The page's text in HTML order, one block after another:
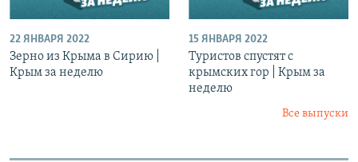
22 ЯНВАРЯ 2022
Зерно из Крыма в Сирию |
Крым за неделю
15 ЯНВАРЯ 2022
Туристов спустят с
крымских гор | Крым за
неделю
Все выпуски